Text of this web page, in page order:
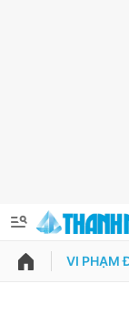
QUẢNG CÁO
VI PHẠM